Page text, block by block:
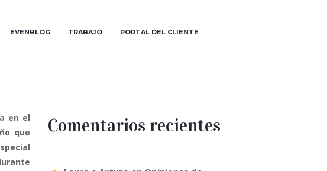
EVENBLOG TRABAJO
PORTAL DEL CLIENTE
en el
que
Comentarios recientes